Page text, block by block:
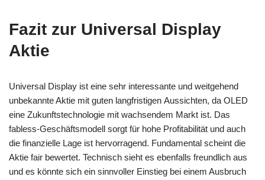
Fazit zur Universal Display
Aktie
Universal Display ist eine sehr interessante und weitgehend
unbekannte Aktie mit guten langfristigen Aussichten, da OLED
eine Zukunftstechnologie mit wachsendem Markt ist. Das
fabless-Geschäftsmodell sorgt für hohe Profitabilität und auch
die finanzielle Lage ist hervorragend. Fundamental scheint die
Aktie fair bewertet. Technisch sieht es ebenfalls freundlich aus
und es könnte sich ein sinnvoller Einstieg bei einem Ausbruch